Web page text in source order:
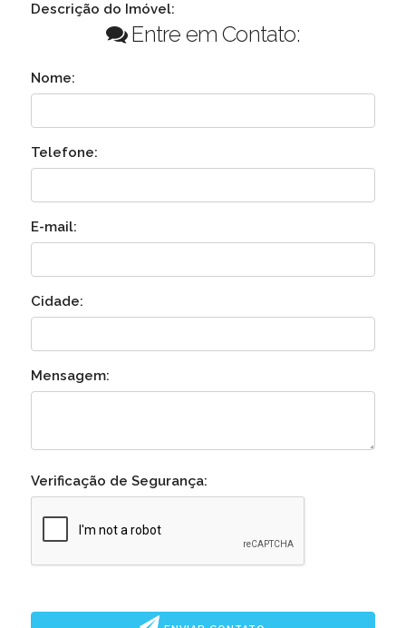
Descrição do Imóvel:
Entre em Contato:
Nome:
Telefone:
E-mail:
Cidade:
Mensagem:
Verificação de Segurança: